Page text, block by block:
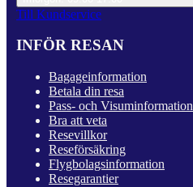
Till Kundservice
INFÖR RESAN
Bagageinformation
Betala din resa
Pass- och Visuminformation
Bra att veta
Resevillkor
Reseförsäkring
Flygbolagsinformation
Resegarantier